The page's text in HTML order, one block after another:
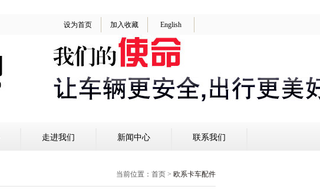
设为首页 加入收藏 English
走进我们 新闻中心 联系我们
当前位置： 首页 > 欧系卡车配件